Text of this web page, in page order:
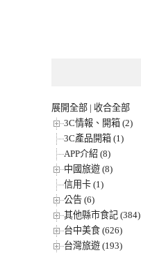
展開全部 | 收合全部
3C情報、開箱 (2)
3C產品開箱 (1)
APP介紹 (8)
中國旅遊 (8)
信用卡 (1)
公告 (6)
其他縣市食記 (384)
台中美食 (626)
台灣旅遊 (193)